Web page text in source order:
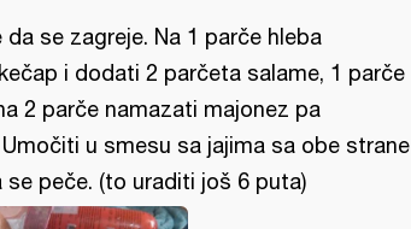
da se zagreje. Na 1 parče hleba
i dodati 2 parčeta salame, 1 parče
2 parče namazati majonez pa
u smesu sa jajima sa obe strane
se peče. (to uraditi još 6 puta)